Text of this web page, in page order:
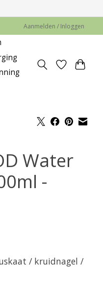
Aanmelden / Inloggen
Water
-
/ kruidnagel /